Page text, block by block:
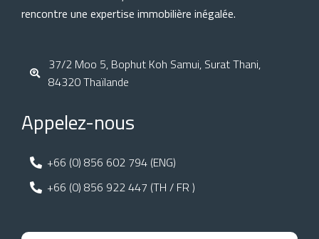
rencontre une expertise immobilière inégalée.
37/2 Moo 5, Bophut Koh Samui, Surat Thani,
84320 Thaïlande
Appelez-nous
+66 (0) 856 602 794 (ENG)
+66 (0) 856 922 447 (TH / FR )